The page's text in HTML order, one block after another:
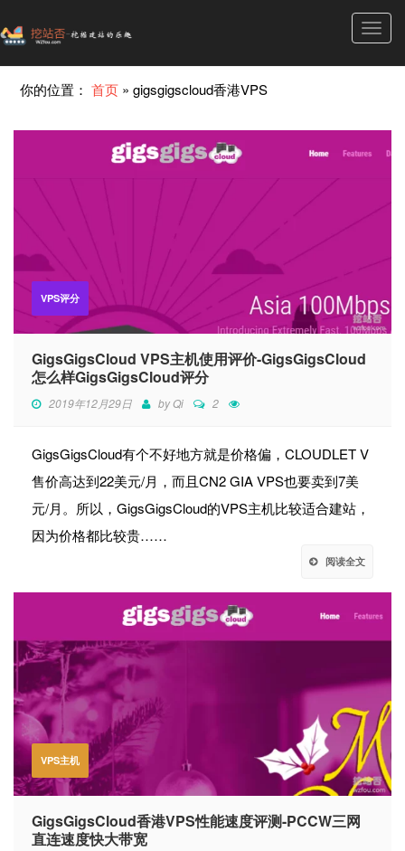
你的位置：首页 »gigsgigscloud香港VPS
VPS评分
GigsGigsCloud VPS主机使用评价-GigsGigsCloud
怎么样GigsGigsCloud评分
2019年12月29日 byQi 2
GigsGigsCloud有个不好地方就是价格偏，CLOUDLET V
售价高达到22美元/月，而且CN2 GIA VPS也要卖到7美
元/月。所以，GigsGigsCloud的VPS主机比较适合建站，
因为价格都比较贵……
阅读全文
VPS主机
GigsGigsCloud香港VPS性能速度评测-PCCW三网
直连速度快大带宽